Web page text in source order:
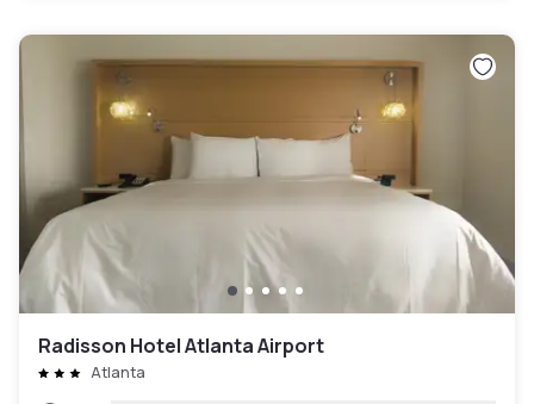
Radisson Hotel Atlanta Airport
Atlanta